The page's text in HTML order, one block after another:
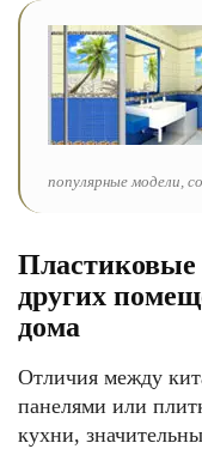
популярные модели,
Пластиковые
других
дома
Отличия между
панелями или
кухни,